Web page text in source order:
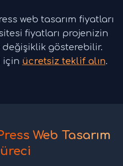
web tasarım fiyatları
fiyatları projenizin
gösterebilir.
için ücretsiz teklif alın.
Web Tasarım